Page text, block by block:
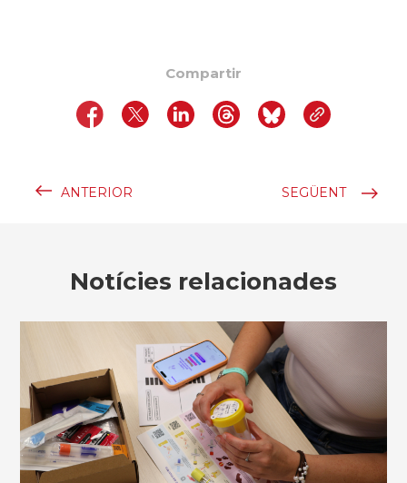
Compartir
ANTERIOR SEGÜENT
Notícies relacionades